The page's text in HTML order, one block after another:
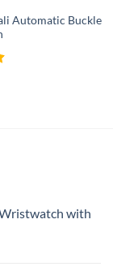
Automatic Buckle
with